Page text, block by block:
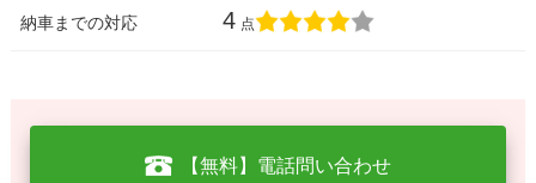
納車までの対応 4 点
【無料】電話問い合わせ